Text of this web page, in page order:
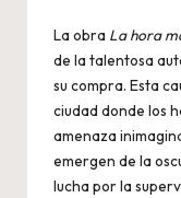
La obra La hora
de la talentosa
su compra. Esta
ciudad donde los
amenaza
emergen de la
lucha por la